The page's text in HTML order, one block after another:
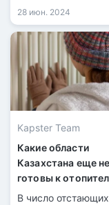
квартир в ЖК
Shatyr Residences».
Акимат создал
по ликвидации
последствий
28 июн. 2024
Kapster Team
Какие области
Казахстана еще не
готовы к
сезону?
В число